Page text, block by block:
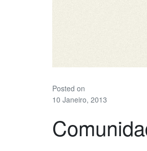
Posted on
10 Janeiro, 2013